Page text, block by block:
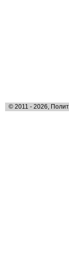
© 2011 - 2026,